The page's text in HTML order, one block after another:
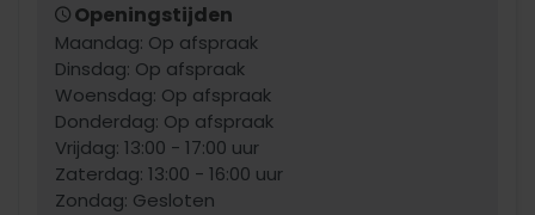
Openingstijden
Maandag: Op afspraak
Dinsdag: Op afspraak
Woensdag: Op afspraak
Donderdag: Op afspraak
Vrijdag: 13:00 - 17:00 uur
Zaterdag: 13:00 - 16:00 uur
Zondag: Gesloten